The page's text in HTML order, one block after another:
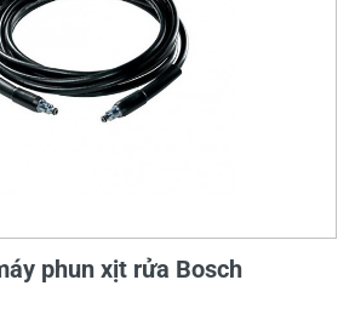
phun xịt rửa Bosch